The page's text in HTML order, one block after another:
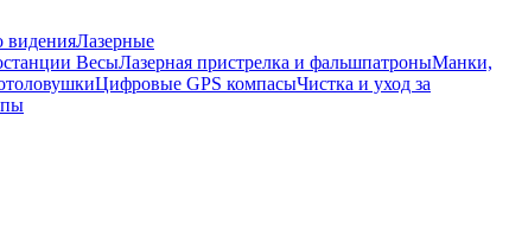
виденияЛазерные
ВесыЛазерная пристрелка и фальшпатроныМанки,
Цифровые GPS компасыЧистка и уход за